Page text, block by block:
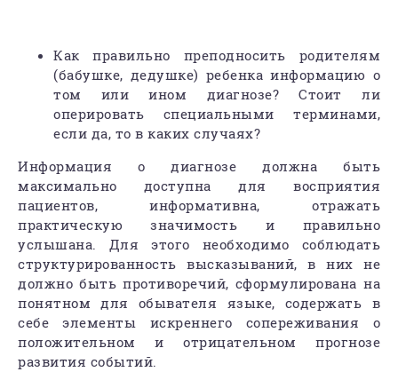
Как правильно преподносить родителям
(бабушке, дедушке) ребенка информацию о
том или ином диагнозе? Стоит ли
оперировать специальными терминами,
если да, то в каких случаях?
Информация о диагнозе должна быть
максимально доступна для восприятия
пациентов, информативна, отражать
практическую значимость и правильно
услышана. Для этого необходимо соблюдать
структурированность высказываний, в них не
должно быть противоречий, сформулирована на
понятном для обывателя языке, содержать в
себе элементы искреннего сопереживания о
положительном и отрицательном прогнозе
развития событий.